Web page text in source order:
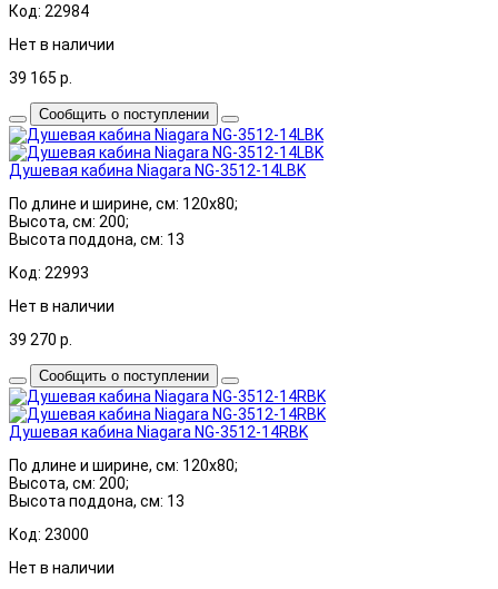
Код: 22984
Нет в наличии
39 165 р.
Сообщить о поступлении
Душевая кабина Niagara NG-3512-14LBK
По длине и ширине, см: 120x80;
Высота, см: 200;
Высота поддона, см: 13
Код: 22993
Нет в наличии
39 270 р.
Сообщить о поступлении
Душевая кабина Niagara NG-3512-14RBK
По длине и ширине, см: 120x80;
Высота, см: 200;
Высота поддона, см: 13
Код: 23000
Нет в наличии